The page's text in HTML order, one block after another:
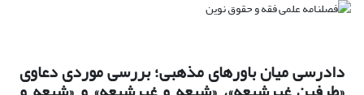
دادرسی میان باورهای مذهبی؛ بررسی موردی دعاوی